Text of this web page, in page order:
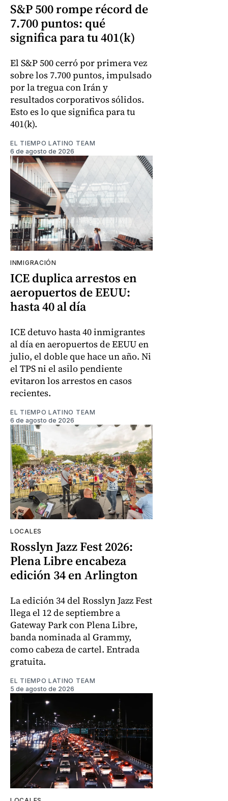
S&P 500 rompe récord de
7.700 puntos: qué
significa para tu 401(k)
El S&P 500 cerró por primera vez
sobre los 7.700 puntos, impulsado
por la tregua con Irán y
resultados corporativos sólidos.
Esto es lo que significa para tu
401(k).
EL TIEMPO LATINO TEAM
6 de agosto de 2026
INMIGRACIÓN
ICE duplica arrestos en
aeropuertos de EEUU:
hasta 40 al día
ICE detuvo hasta 40 inmigrantes
al día en aeropuertos de EEUU en
julio, el doble que hace un año. Ni
el TPS ni el asilo pendiente
evitaron los arrestos en casos
recientes.
EL TIEMPO LATINO TEAM
6 de agosto de 2026
LOCALES
Rosslyn Jazz Fest 2026:
Plena Libre encabeza
edición 34 en Arlington
La edición 34 del Rosslyn Jazz Fest
llega el 12 de septiembre a
Gateway Park con Plena Libre,
banda nominada al Grammy,
como cabeza de cartel. Entrada
gratuita.
EL TIEMPO LATINO TEAM
5 de agosto de 2026